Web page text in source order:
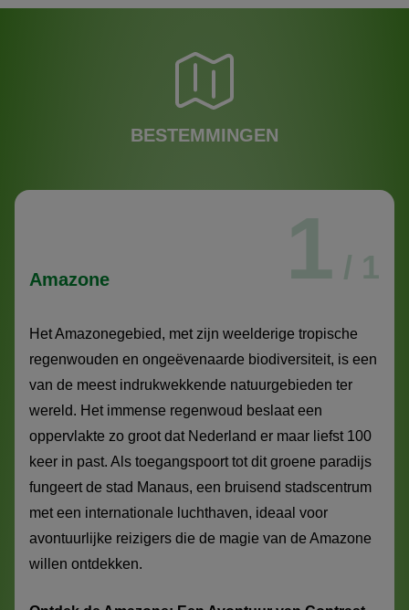
BESTEMMINGEN
Amazone 1 / 1
Het Amazonegebied, met zijn weelderige tropische
regenwouden en ongeëvenaarde biodiversiteit, is een
van de meest indrukwekkende natuurgebieden ter
wereld. Het immense regenwoud beslaat een
oppervlakte zo groot dat Nederland er maar liefst 100
keer in past. Als toegangspoort tot dit groene paradijs
fungeert de stad Manaus, een bruisend stadscentrum
met een internationale luchthaven, ideaal voor
avontuurlijke reizigers die de magie van de Amazone
willen ontdekken.